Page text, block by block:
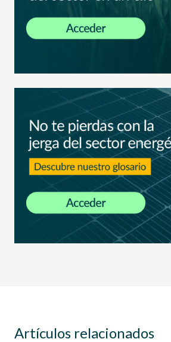
Artículos relacionados